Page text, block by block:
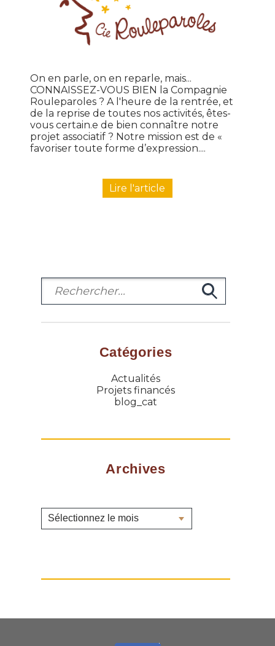
On en parle, on en reparle, mais...
CONNAISSEZ-VOUS BIEN la Compagnie
Rouleparoles ? A l'heure de la rentrée, et
de la reprise de toutes nos activités, êtes-
vous certain.e de bien connaître notre
projet associatif ? Notre mission est de «
favoriser toute forme d’expression....
Lire l'article
Catégories
Actualités
Projets financés
blog_cat
Archives